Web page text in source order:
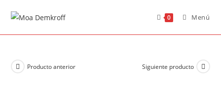
0 Menú
Producto anterior Siguiente producto